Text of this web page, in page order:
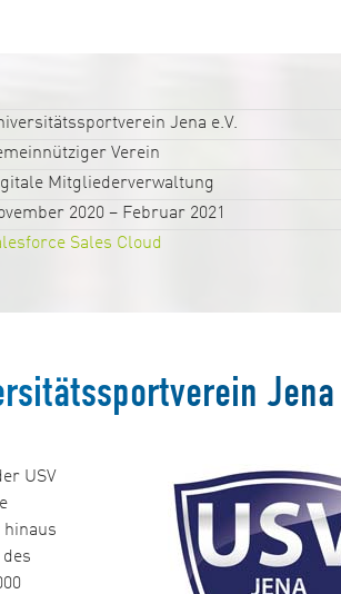
Jena e.V.
Verein
Mitgliederverwaltung
2020 – Februar 2021
Sales Cloud
Jena
USV